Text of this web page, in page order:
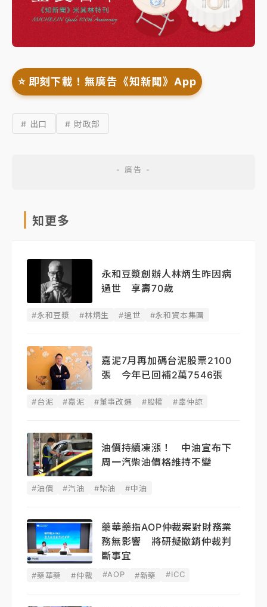
⭐️ 即刻下載！無廣告《知新聞》App
# 出口 # 財政部
知更多
永和豆漿創辦人林炳生昨因病
過世 享壽70歲
#永和豆漿 #林炳生 #過世 #永和資本集團
嘉泥7月再加碼台泥股票2100
張 今年已回補2萬7546張
#台泥 #嘉泥 #董事改選 #股權 #辜仲諒
油價持續凍漲！ 中油宣布下
周一汽柴油價格維持不變
#油價 #汽油 #柴油 #中油
藥華藥指AOP仲裁案對財務業
務無影響 將研擬撤銷仲裁判
斷事宜
#藥華藥 #仲裁 #AOP #新藥 #ICC